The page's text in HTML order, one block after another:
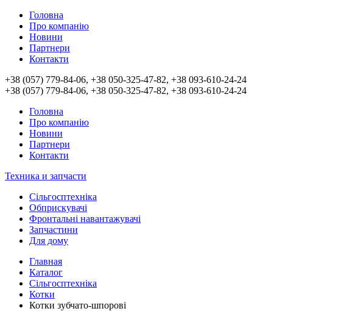
Головна
Про компанію
Новини
Партнери
Контакти
+38 (057) 779-84-06, +38 050-325-47-82, +38 093-610-24-24
+38 (057) 779-84-06, +38 050-325-47-82, +38 093-610-24-24
Головна
Про компанію
Новини
Партнери
Контакти
Техника и запчасти
Сільгосптехніка
Обприскувачі
Фронтальні навантажувачі
Запчастини
Для дому
Главная
Каталог
Сільгосптехніка
Котки
Котки зубчато-шпорові